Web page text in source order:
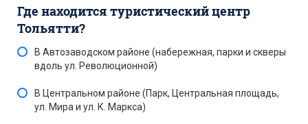
Где находится туристический центр
Тольятти?
В Автозаводском районе (набережная, парки и скверы
вдоль ул. Революционной)
В Центральном районе (Парк, Центральная площадь,
ул. Мира и ул. К. Маркса)